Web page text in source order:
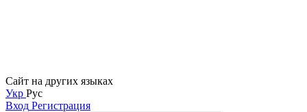
Сайт на других языках
Укр Рус
Вход Регистрация